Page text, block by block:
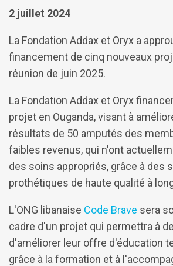
2 juillet 2024
La Fondation Addax et Oryx a
financement de cinq nouveaux
réunion de juin 2025.
La Fondation Addax et Oryx
projet en Ouganda, visant à
résultats de 50 amputés des
faibles revenus, qui n'ont
des soins appropriés, grâce à des
prothétiques de haute qualité à
L'ONG libanaise Code Brave sera
cadre d'un projet qui permettra à
d'améliorer leur offre d'éducation
grâce à la formation et à